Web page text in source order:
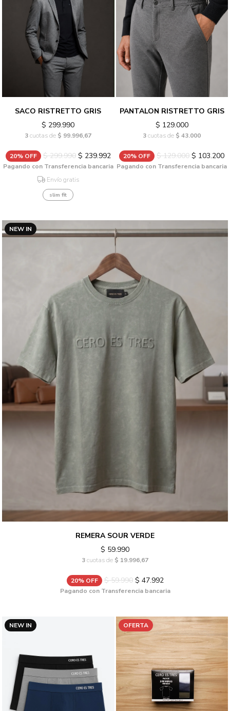
SACO RISTRETTO GRIS
$ 299.990
3cuotas de $ 99.996,67
20% OFF $ 299.990$ 239.992
Pagando con Transferencia bancaria
Envío gratis
slim fit
PANTALON RISTRETTO GRIS
$ 129.000
3cuotas de $ 43.000
20% OFF $ 129.000 $ 103.200
Pagando con Transferencia bancaria
NEW IN
REMERA SOUR VERDE
$ 59.990
3cuotas de $ 19.996,67
20% OFF $ 59.990$ 47.992
Pagando con Transferencia bancaria
NEW IN OFERTA